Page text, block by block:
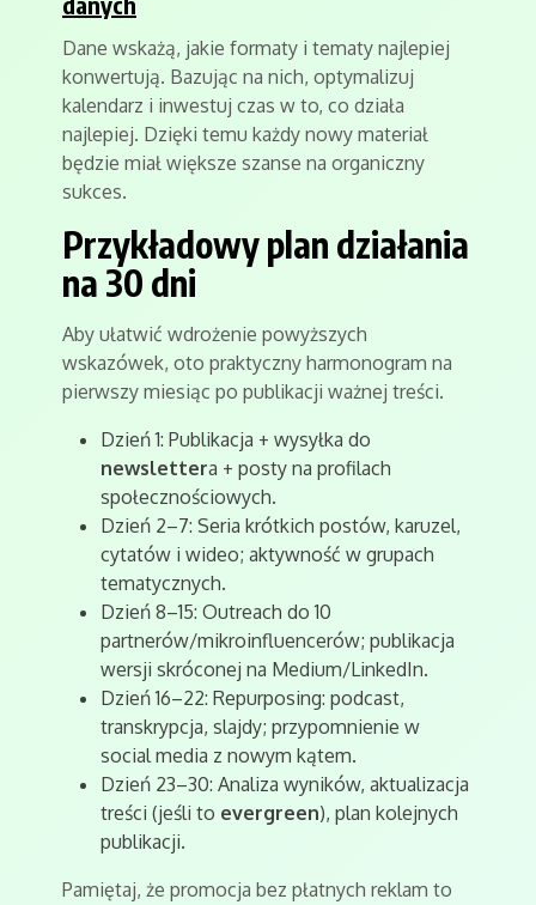
Dane wskażą, jakie formaty i tematy najlepiej
konwertują. Bazując na nich, optymalizuj
kalendarz i inwestuj czas w to, co działa
najlepiej. Dzięki temu każdy nowy materiał
będzie miał większe szanse na organiczny
sukces.
Przykładowy plan działania
na 30 dni
Aby ułatwić wdrożenie powyższych
wskazówek, oto praktyczny harmonogram na
pierwszy miesiąc po publikacji ważnej treści.
Dzień 1: Publikacja + wysyłka do
newslettera + posty na profilach
społecznościowych.
Dzień 2–7: Seria krótkich postów, karuzel,
cytatów i wideo; aktywność w grupach
tematycznych.
Dzień 8–15: Outreach do 10
partnerów/mikroinfluencerów; publikacja
wersji skróconej na Medium/LinkedIn.
Dzień 16–22: Repurposing: podcast,
transkrypcja, slajdy; przypomnienie w
social media z nowym kątem.
Dzień 23–30: Analiza wyników, aktualizacja
treści (jeśli to evergreen), plan kolejnych
publikacji.
Pamiętaj, że promocja bez płatnych reklam to